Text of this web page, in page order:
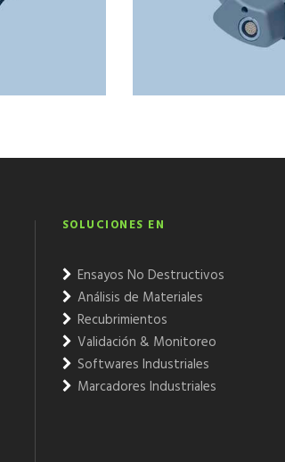
SOLUCIONES EN
Ensayos No Destructivos
Análisis de Materiales
Recubrimientos
Validación & Monitoreo
Softwares Industriales
Marcadores Industriales